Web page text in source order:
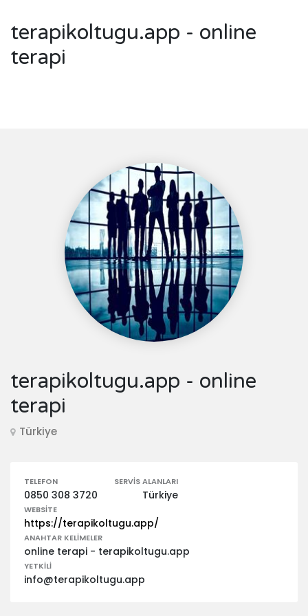
terapikoltugu.app - online
terapi
terapikoltugu.app - online
terapi
Türkiye
TELEFON
0850 308 3720
SERVIS ALANLARI
Türkiye
WEBSITE
https://terapikoltugu.app/
ANAHTAR KELIMELER
online terapi - terapikoltugu.app
YETKILI
info@terapikoltugu.app